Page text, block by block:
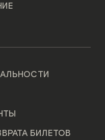
БИЛЕТОВ